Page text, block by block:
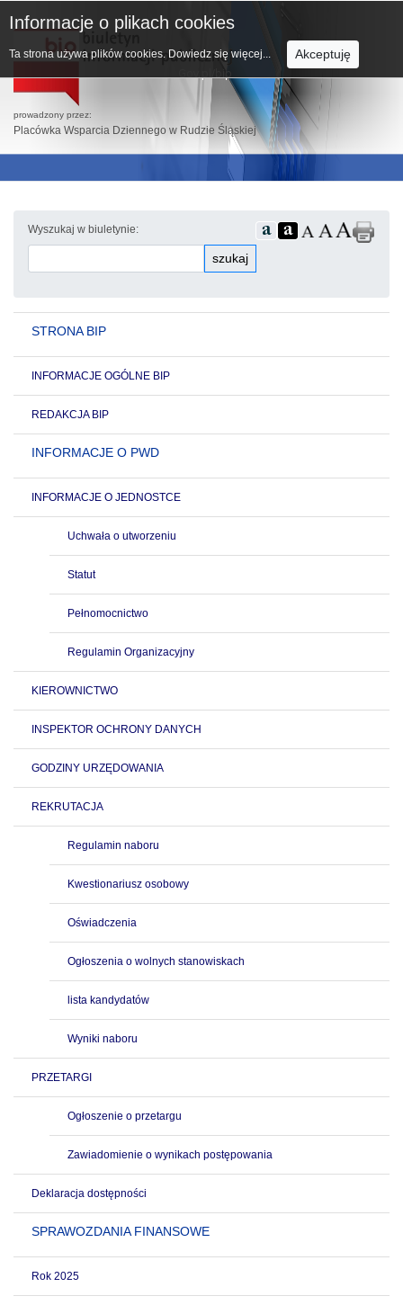
prowadzony przez:
Placówka Wsparcia Dziennego w Rudzie Śląskiej
Wyszukaj w biuletynie:
szukaj
STRONA BIP
INFORMACJE OGÓLNE BIP
REDAKCJA BIP
INFORMACJE O PWD
INFORMACJE O JEDNOSTCE
Uchwała o utworzeniu
Statut
Pełnomocnictwo
Regulamin Organizacyjny
KIEROWNICTWO
INSPEKTOR OCHRONY DANYCH
GODZINY URZĘDOWANIA
REKRUTACJA
Regulamin naboru
Kwestionariusz osobowy
Oświadczenia
Ogłoszenia o wolnych stanowiskach
lista kandydatów
Wyniki naboru
PRZETARGI
Ogłoszenie o przetargu
Zawiadomienie o wynikach postępowania
Deklaracja dostępności
SPRAWOZDANIA FINANSOWE
Rok 2025
Informacje o plikach cookies
Ta strona używa plików cookies. Dowiedz się więcej... Akceptuję